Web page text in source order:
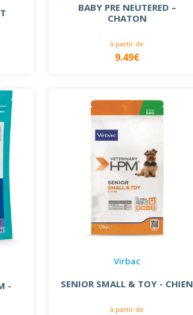
BABY PRE NEUTERED –
CHATON
à partir de
9.49€
-
Virbac
SENIOR SMALL & TOY - CHIEN
à partir de